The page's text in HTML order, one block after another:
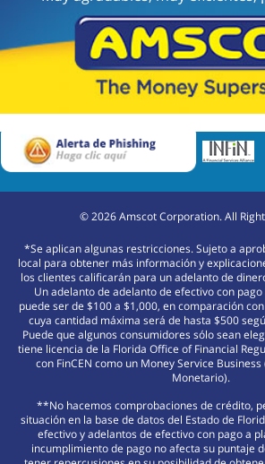
©2026Amscot Corporation. All
*Se aplican algunas restricciones. Sujeto a
local para obtener más información y
los clientes calificarán para un adelanto de
Un adelanto de adelanto de efectivo con
puede ser de $100 a $1,000, en comparación
cuya cantidad máxima será de hasta $500
Puede que algunos consumidores sólo sean
tiene licencia de la Florida Office of Financial
con FinCEN como un Money Service
Monetario).
**No hacemos comprobaciones de crédito,
situación en la base de datos del Estado de
efectivo y adelantos de efectivo con pago a
incumplimiento de pago no afecta su puntaje